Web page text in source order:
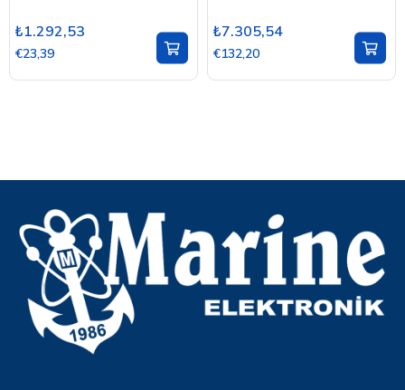
₺1.292,53
€23,39
₺7.305,54
€132,20